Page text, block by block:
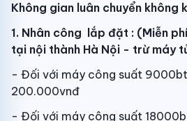
Không gian luân chuyển không
1. Nhân công lắp đặt : (Miễn
tại nội thành Hà Nội - trừ máy
- Đối với máy công suất
200.000vnđ
- Đối với máy công suất